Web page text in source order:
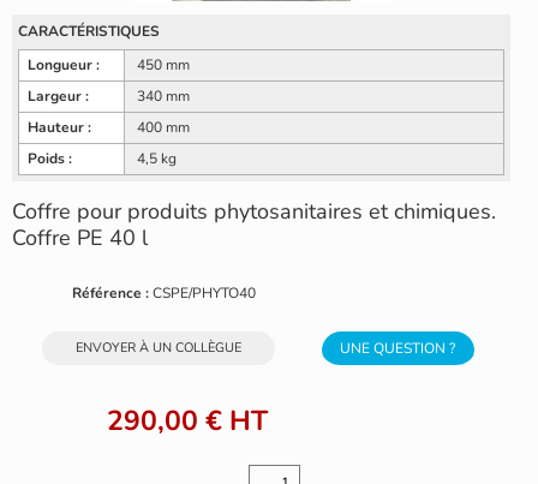
CARACTÉRISTIQUES
Longueur :
450 mm
Largeur :
340 mm
Hauteur :
400 mm
Poids :
4,5 kg
Coffre pour produits phytosanitaires et chimiques.
Coffre PE 40 l
Référence : CSPE/PHYTO40
UNE QUESTION ?
ENVOYER À UN COLLÈGUE
290,00 € HT